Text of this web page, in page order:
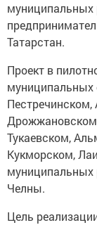
муниципальных
Татарстан.
Проект в
муниципальных
Тукаевском,
Кукморском,
муниципальных
Челны.
Цель